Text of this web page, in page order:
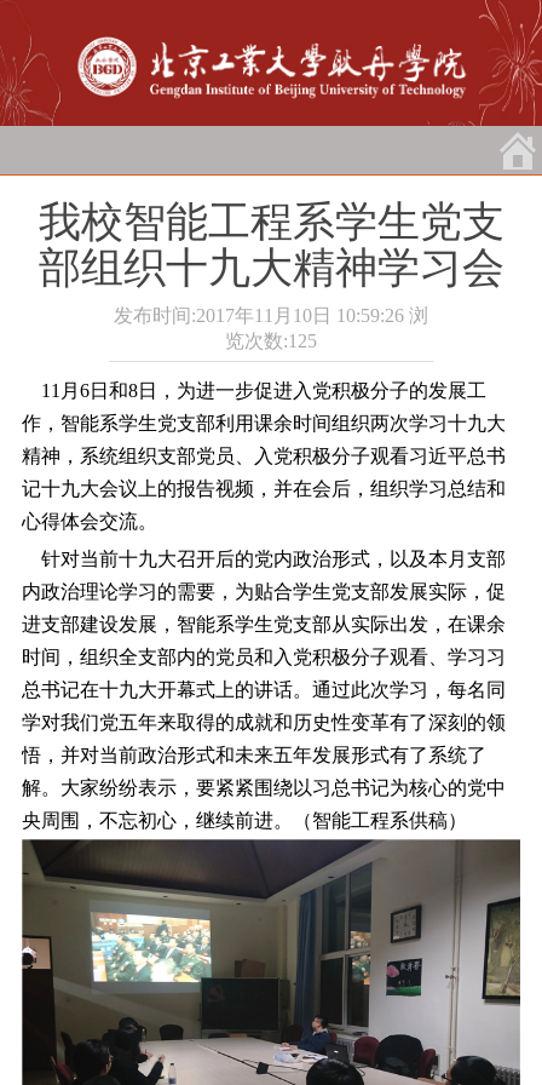
我校智能工程系学生党支
部组织十九大精神学习会
发布时间:2017年11月10日 10:59:26 浏
览次数:125
11月6日和8日，为进一步促进入党积极分子的发展工
作，智能系学生党支部利用课余时间组织两次学习十九大
精神，系统组织支部党员、入党积极分子观看习近平总书
记十九大会议上的报告视频，并在会后，组织学习总结和
心得体会交流。
针对当前十九大召开后的党内政治形式，以及本月支部
内政治理论学习的需要，为贴合学生党支部发展实际，促
进支部建设发展，智能系学生党支部从实际出发，在课余
时间，组织全支部内的党员和入党积极分子观看、学习习
总书记在十九大开幕式上的讲话。通过此次学习，每名同
学对我们党五年来取得的成就和历史性变革有了深刻的领
悟，并对当前政治形式和未来五年发展形式有了系统了
解。大家纷纷表示，要紧紧围绕以习总书记为核心的党中
央周围，不忘初心，继续前进。（智能工程系供稿）